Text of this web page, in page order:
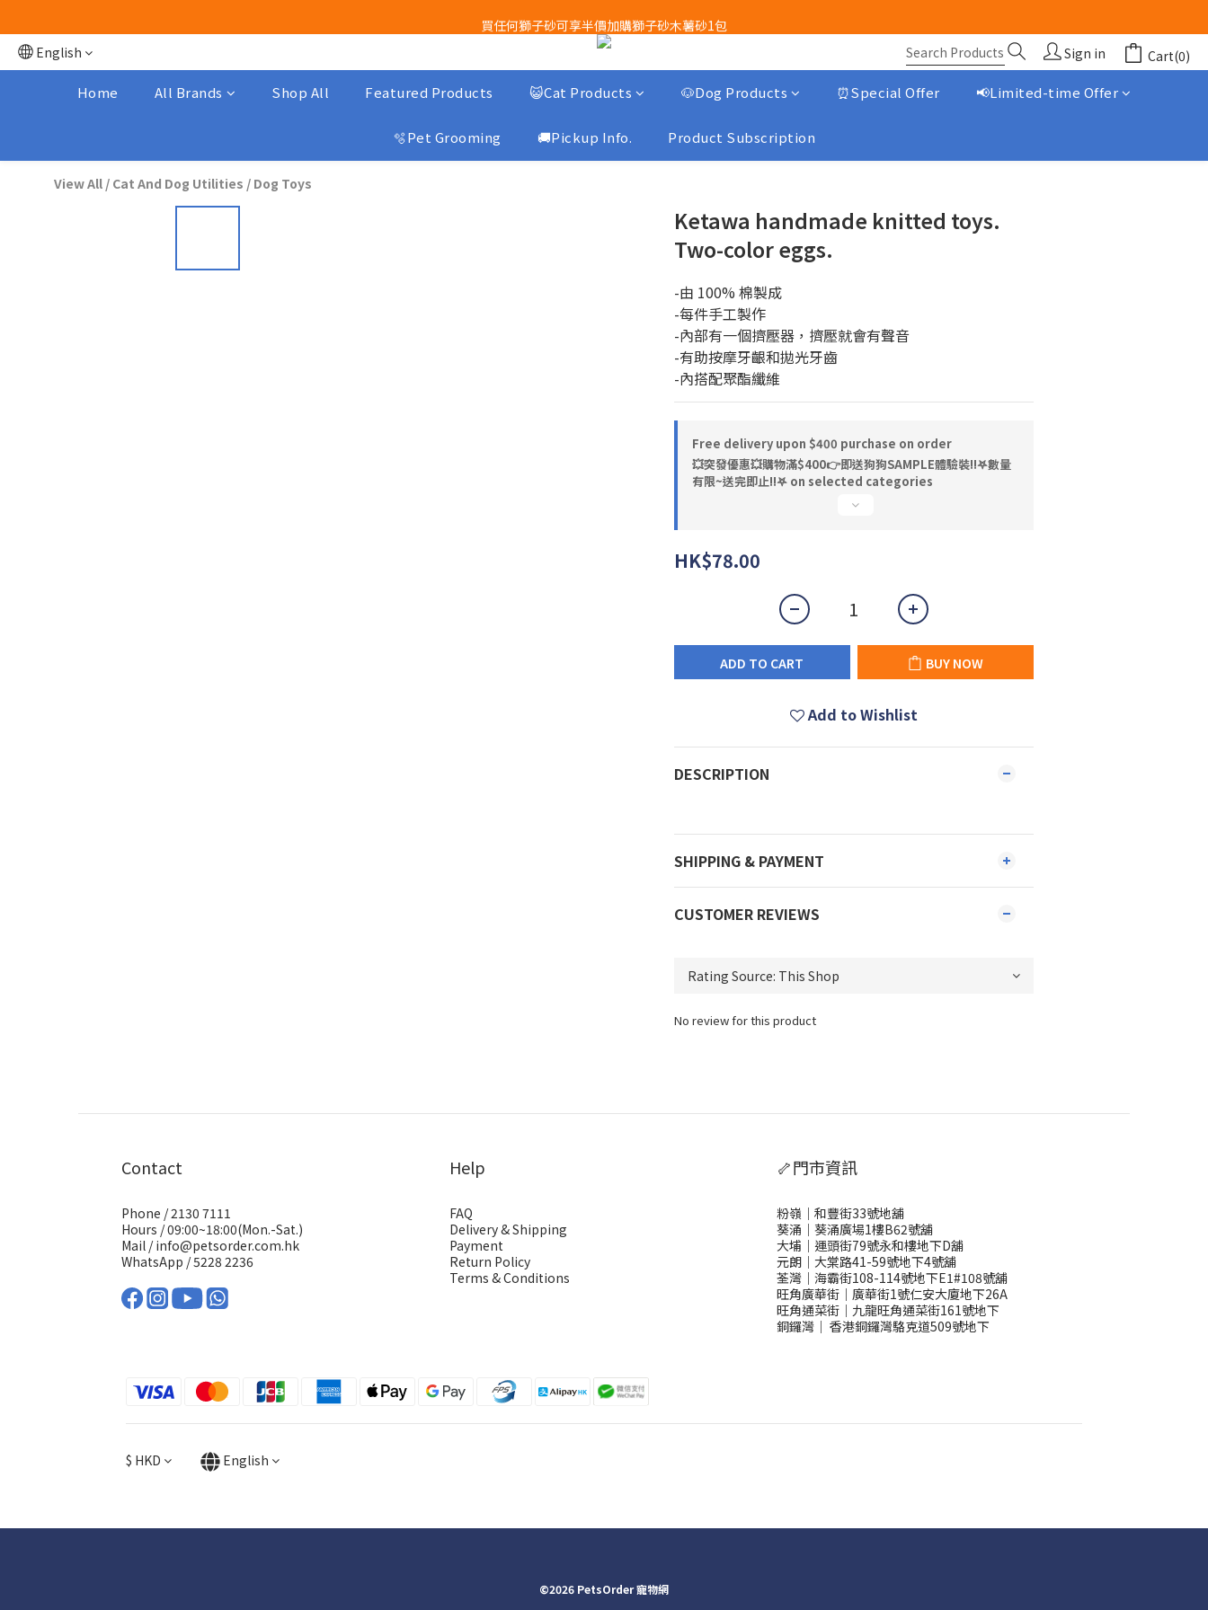
Airbuggy 全線現貨8折！立即點擊火速搶購
買任何獅子砂可享半價加購獅子砂木薯砂1包
Airbuggy 全線現貨8折！立即點擊火速搶購
English Sign in Cart(0)
Home All Brands Shop All Featured Products 😺Cat Products 🐶Dog Products ⏰Special Offer 📢Limited-time Offer
🫧Pet Grooming 🚚Pickup Info. Product Subscription
View All / Cat And Dog Utilities / Dog Toys
Ketawa handmade knitted toys.
Two-color eggs.
-由 100% 棉製成
-每件手工製作
-內部有一個擠壓器，擠壓就會有聲音
-有助按摩牙齦和拋光牙齒
-內搭配聚酯纖維
Free delivery upon $400 purchase on order
💥突發優惠💥購物滿$400👉即送狗狗SAMPLE體驗裝‼️𖤐數量
有限~送完即止!!𖤐 on selected categories
HK$78.00
ADD TO CART BUY NOW
Add to Wishlist
DESCRIPTION
SHIPPING & PAYMENT
CUSTOMER REVIEWS
No review for this product
Contact
Phone / 2130 7111
Hours / 09:00~18:00(Mon.-Sat.)
Mail / info@petsorder.com.hk
WhatsApp /5228 2236
Help
FAQ
Delivery & Shipping
Payment
Return Policy
Terms & Conditions
🦴門市資訊
粉嶺｜和豐街33號地舖
葵涌｜葵涌廣場1樓B62號舖
大埔｜運頭街79號永和樓地下D舖
元朗｜大棠路41-59號地下4號舖
荃灣｜海霸街108-114號地下E1#108號舖
旺角廣華街｜廣華街1號仁安大廈地下26A
旺角通菜街｜九龍旺角通菜街161號地下
銅鑼灣 ｜ 香港銅鑼灣駱克道509號地下
$ HKD English
©2026 PetsOrder 寵物網